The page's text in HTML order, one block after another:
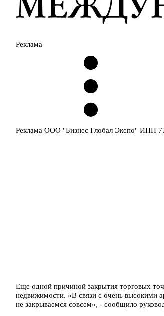
Реклама
Реклама ООО "Бизнес Глобал Экспо" ИНН
Еще одной причиной закрытия торговых
недвижимости. «В связи с очень высокими
не закрываемся совсем», - сообщило